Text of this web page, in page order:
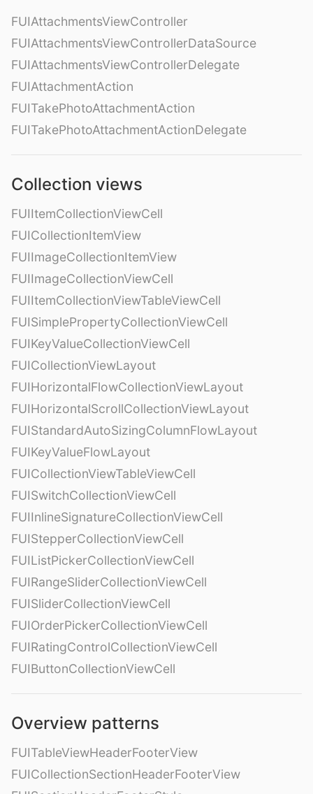
FUIAttachmentsViewController
FUIAttachmentsViewControllerDataSource
FUIAttachmentsViewControllerDelegate
FUIAttachmentAction
FUITakePhotoAttachmentAction
FUITakePhotoAttachmentActionDelegate
Collection views
FUIItemCollectionViewCell
FUICollectionItemView
FUIImageCollectionItemView
FUIImageCollectionViewCell
FUIItemCollectionViewTableViewCell
FUISimplePropertyCollectionViewCell
FUIKeyValueCollectionViewCell
FUICollectionViewLayout
FUIHorizontalFlowCollectionViewLayout
FUIHorizontalScrollCollectionViewLayout
FUIStandardAutoSizingColumnFlowLayout
FUIKeyValueFlowLayout
FUICollectionViewTableViewCell
FUISwitchCollectionViewCell
FUIInlineSignatureCollectionViewCell
FUIStepperCollectionViewCell
FUIListPickerCollectionViewCell
FUIRangeSliderCollectionViewCell
FUISliderCollectionViewCell
FUIOrderPickerCollectionViewCell
FUIRatingControlCollectionViewCell
FUIButtonCollectionViewCell
Overview patterns
FUITableViewHeaderFooterView
FUICollectionSectionHeaderFooterView